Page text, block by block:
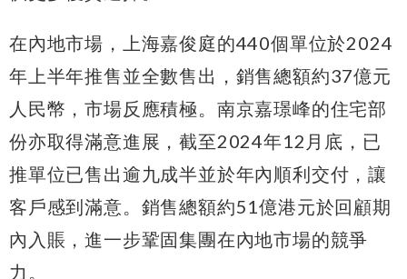
在內地市場，上海嘉俊庭的440個單位於2024
年上半年推售並全數售出，銷售總額約37億元
人民幣，市場反應積極。南京嘉璟峰的住宅部
份亦取得滿意進展，截至2024年12月底，已
推單位已售出逾九成半並於年內順利交付，讓
客戶感到滿意。銷售總額約51億港元於回顧期
內入賬，進一步鞏固集團在內地市場的競爭
力。